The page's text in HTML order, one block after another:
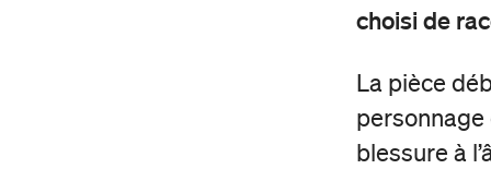
choisi de
La pièce
personnage
blessure à